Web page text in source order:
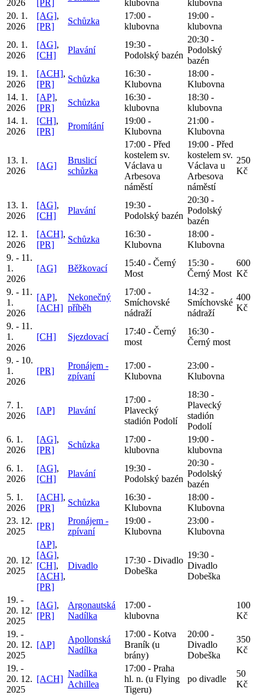
2026 [PR] klubovna
klubovna
20. 1.
2026
[AG],
[PR]
Schůzka
17:00 -
klubovna
19:00 -
klubovna
20. 1.
2026
[AG],
[CH]
Plavání
19:30 -
Podolský bazén
20:30 -
Podolský
bazén
19. 1.
2026
[ACH],
[PR]
Schůzka
16:30 -
Klubovna
18:00 -
Klubovna
14. 1.
2026
[AP],
[PR]
Schůzka
16:30 -
klubovna
18:30 -
klubovna
14. 1.
2026
[CH],
[PR]
Promítání
19:00 -
Klubovna
21:00 -
Klubovna
13. 1.
2026
[AG]
Bruslicí
schůzka
17:00 - Před
kostelem sv.
Václava u
Arbesova
náměstí
19:00 - Před
kostelem sv.
Václava u
Arbesova
náměstí
250
Kč
13. 1.
2026
[AG],
[CH]
Plavání
19:30 -
Podolský bazén
20:30 -
Podolský
bazén
12. 1.
2026
[ACH],
[PR]
Schůzka
16:30 -
Klubovna
18:00 -
Klubovna
9. - 11.
1.
2026
[AG] Běžkovací
15:40 - Černý
Most
15:30 -
Černý Most
600
Kč
9. - 11.
1.
2026
[AP],
[ACH]
Nekonečný
příběh
17:00 -
Smíchovské
nádraží
14:32 -
Smíchovské
nádraží
400
Kč
9. - 11.
1.
2026
[CH] Sjezdovací
17:40 - Černý
most
16:30 -
Černý most
9. - 10.
1.
2026
[PR]
Pronájem -
zpívaní
17:00 -
Klubovna
23:00 -
Klubovna
7. 1.
2026
[AP] Plavání
17:00 -
Plavecký
stadión Podolí
18:30 -
Plavecký
stadión
Podolí
6. 1.
2026
[AG],
[PR]
Schůzka
17:00 -
klubovna
19:00 -
klubovna
6. 1.
2026
[AG],
[CH]
Plavání
19:30 -
Podolský bazén
20:30 -
Podolský
bazén
5. 1.
2026
[ACH],
[PR]
Schůzka
16:30 -
Klubovna
18:00 -
Klubovna
23. 12.
2025
[PR]
Pronájem -
zpívaní
19:00 -
Klubovna
23:00 -
Klubovna
20. 12.
2025
[AP],
[AG],
[CH],
[ACH],
[PR]
Divadlo
17:30 - Divadlo
Dobeška
19:30 -
Divadlo
Dobeška
19. -
20. 12.
2025
[AG],
[PR]
Argonautská
Nadílka
17:00 -
klubovna
100
Kč
19. -
20. 12.
2025
[AP]
Apollonská
Nadílka
17:00 - Kotva
Braník (u
brány)
20:00 -
Divadlo
Dobeška
350
Kč
19. -
20. 12.
2025
[ACH]
Nadílka
Achillea
17:00 - Praha
hl. n. (u Flying
Tigeru)
po divadle
50
Kč